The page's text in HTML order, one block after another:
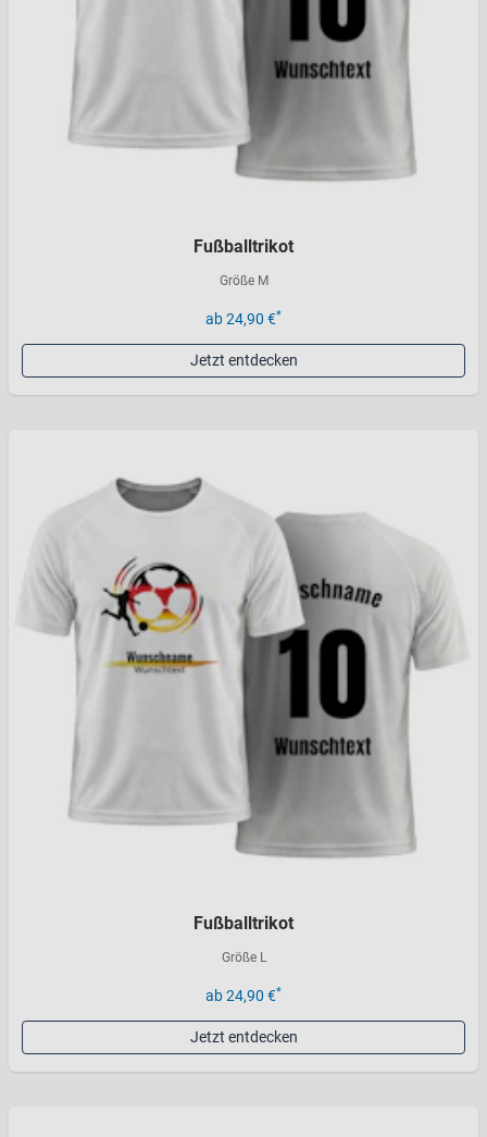
Fußballtrikot
Größe M
ab 24,90 €*
Jetzt entdecken
Fußballtrikot
Größe L
ab 24,90 €*
Jetzt entdecken